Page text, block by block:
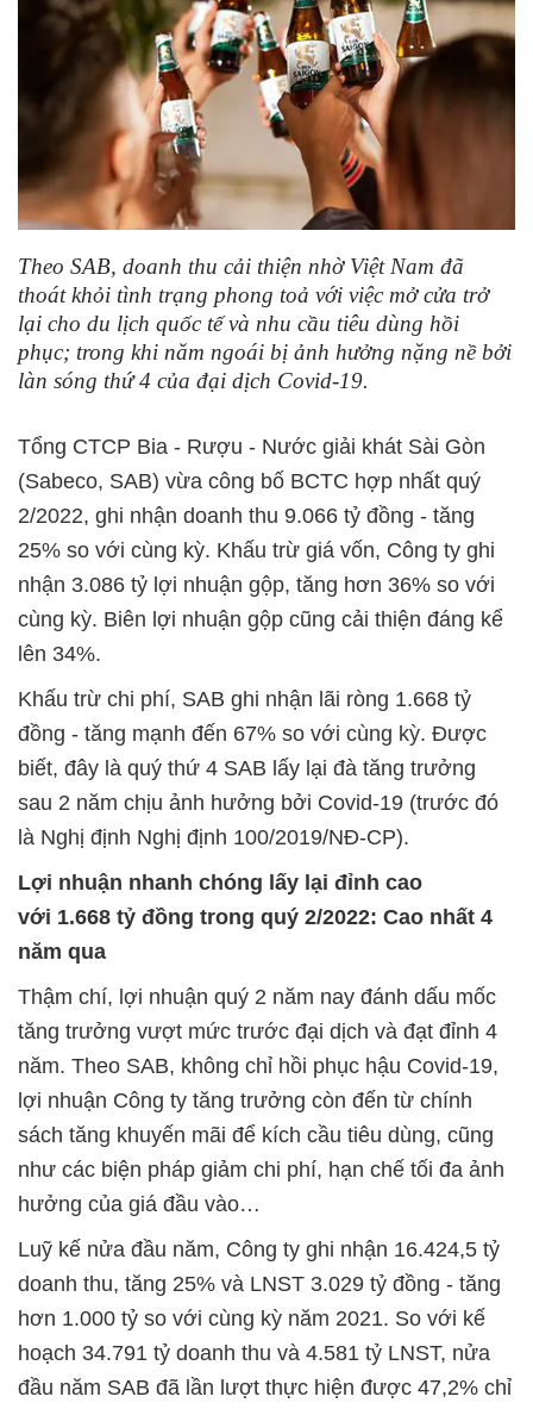
Theo SAB, doanh thu cải thiện nhờ Việt Nam đã
thoát khỏi tình trạng phong toả với việc mở cửa trở
lại cho du lịch quốc tế và nhu cầu tiêu dùng hồi
phục; trong khi năm ngoái bị ảnh hưởng nặng nề bởi
làn sóng thứ 4 của đại dịch Covid-19.
Tổng CTCP Bia - Rượu - Nước giải khát Sài Gòn
(Sabeco, SAB) vừa công bố BCTC hợp nhất quý
2/2022, ghi nhận doanh thu 9.066 tỷ đồng - tăng
25% so với cùng kỳ. Khấu trừ giá vốn, Công ty ghi
nhận 3.086 tỷ lợi nhuận gộp, tăng hơn 36% so với
cùng kỳ. Biên lợi nhuận gộp cũng cải thiện đáng kể
lên 34%.
Khấu trừ chi phí, SAB ghi nhận lãi ròng 1.668 tỷ
đồng - tăng mạnh đến 67% so với cùng kỳ. Được
biết, đây là quý thứ 4 SAB lấy lại đà tăng trưởng
sau 2 năm chịu ảnh hưởng bởi Covid-19 (trước đó
là Nghị định Nghị định 100/2019/NĐ-CP).
Lợi nhuận nhanh chóng lấy lại đỉnh cao
với 1.668 tỷ đồng trong quý 2/2022: Cao nhất 4
năm qua
Thậm chí, lợi nhuận quý 2 năm nay đánh dấu mốc
tăng trưởng vượt mức trước đại dịch và đạt đỉnh 4
năm. Theo SAB, không chỉ hồi phục hậu Covid-19,
lợi nhuận Công ty tăng trưởng còn đến từ chính
sách tăng khuyến mãi để kích cầu tiêu dùng, cũng
như các biện pháp giảm chi phí, hạn chế tối đa ảnh
hưởng của giá đầu vào…
Luỹ kế nửa đầu năm, Công ty ghi nhận 16.424,5 tỷ
doanh thu, tăng 25% và LNST 3.029 tỷ đồng - tăng
hơn 1.000 tỷ so với cùng kỳ năm 2021. So với kế
hoạch 34.791 tỷ doanh thu và 4.581 tỷ LNST, nửa
đầu năm SAB đã lần lượt thực hiện được 47,2% chỉ